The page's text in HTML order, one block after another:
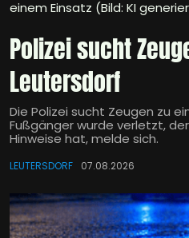
einem Einsatz (Bild: KI
Polizei sucht
Leutersdorf
Die Polizei sucht Zeugen zu
Fußgänger wurde verletzt,
Hinweise hat, melde sich.
LEUTERSDORF 07.08.2026